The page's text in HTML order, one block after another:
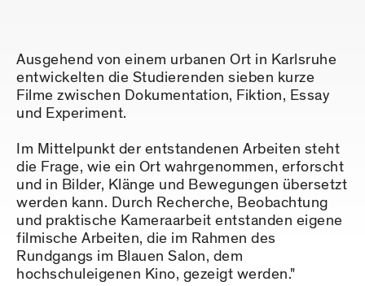
Ausgehend von einem urbanen Ort in Karlsruhe
entwickelten die Studierenden sieben kurze
Filme zwischen Dokumentation, Fiktion, Essay
und Experiment.
Im Mittelpunkt der entstandenen Arbeiten steht
die Frage, wie ein Ort wahrgenommen, erforscht
und in Bilder, Klänge und Bewegungen übersetzt
werden kann. Durch Recherche, Beobachtung
und praktische Kameraarbeit entstanden eigene
filmische Arbeiten, die im Rahmen des
Rundgangs im Blauen Salon, dem
hochschuleigenen Kino, gezeigt werden."